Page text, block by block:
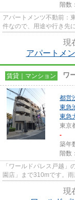
階数
アパートメンツ不動前：
件なので、用途や行き先
現
アパートメ
賃貸｜マンション ワ
都営
東急
東急
東京
-
築年
階数
「ワールドパレス戸越
園店」まで310mです。
現